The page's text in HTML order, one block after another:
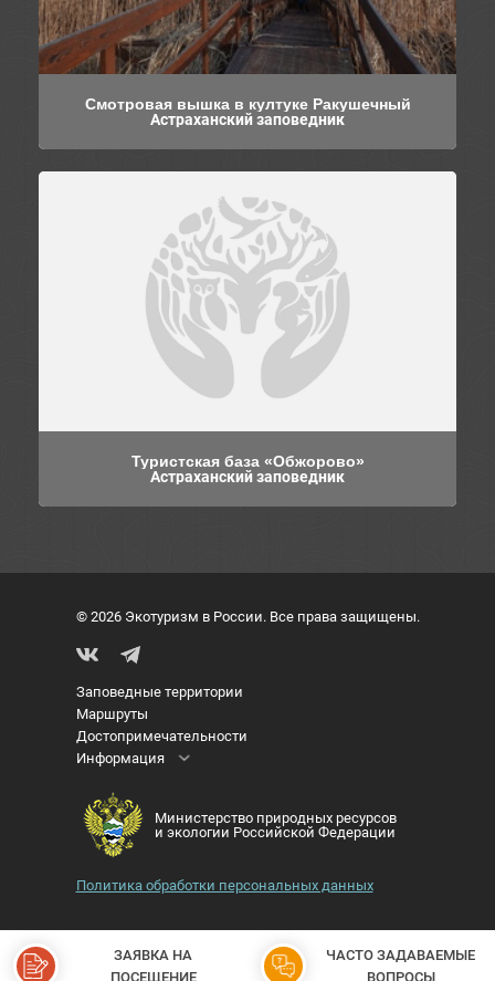
ЗАЯВКА НА
ПОСЕЩЕНИЕ
ЧАСТО ЗАДАВАЕМЫЕ
ВОПРОСЫ
Смотровая вышка в култуке Ракушечный
Астраханский заповедник
Туристская база «Обжорово»
Астраханский заповедник
© 2026 Экотуризм в России. Все права защищены.
Заповедные территории
Маршруты
Достопримечательности
Информация
Министерство природных ресурсов
и экологии Российской Федерации
Политика обработки персональных данных